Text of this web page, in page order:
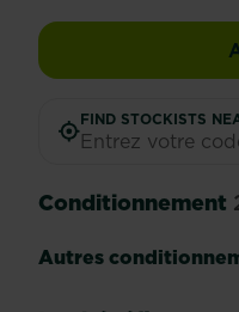
FIND STOCKISTS
Conditionnement
Autres